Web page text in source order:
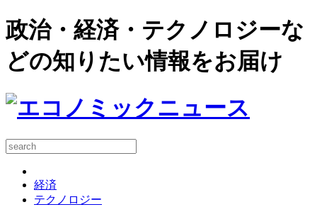
政治・経済・テクノロジーな
どの知りたい情報をお届け
経済
テクノロジー